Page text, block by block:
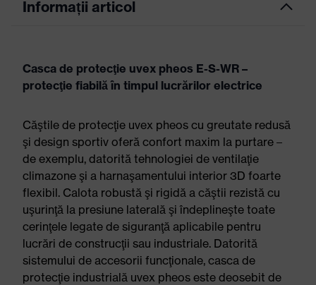
Informații articol
Casca de protecţie uvex pheos E-S-WR –
protecţie fiabilă în timpul lucrărilor electrice
Căştile de protecţie uvex pheos cu greutate redusă
şi design sportiv oferă confort maxim la purtare –
de exemplu, datorită tehnologiei de ventilaţie
climazone şi a harnaşamentului interior 3D foarte
flexibil. Calota robustă şi rigidă a căştii rezistă cu
uşurinţă la presiune laterală şi îndeplineşte toate
cerinţele legate de siguranţă aplicabile pentru
lucrări de construcţii sau industriale. Datorită
sistemului de accesorii funcţionale, casca de
protecţie industrială uvex pheos este deosebit de